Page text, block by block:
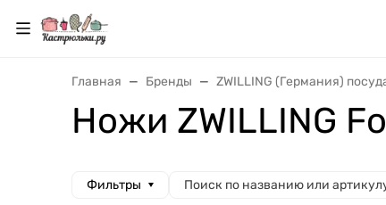
Главная Бренды ZWILLING (Германия)
Ножи ZWILLING
Фильтры